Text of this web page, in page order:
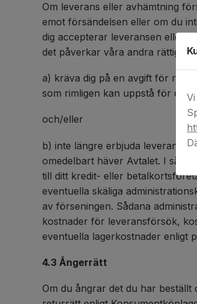
Om leverans eller avhämtning
emot försändelsen eller om du
dig accepterar leveransen eller
det påverkar våra andra
a) kräva dig på en avgift för
som rimligen kan uppstå för oss;
och/eller
b) inte längre erbjuda leverans
omedelbart häver Avtalet. I
till ditt kredit- eller
eventuella skäliga
av förseningen. Sådana
kostnader för leveransförsök,
eventuella lagerkostnader enligt
4.3 Ångerrätt
Om du ångrar det du har beställt